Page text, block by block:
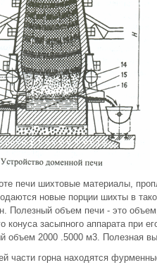
печи шихтовые материалы,
новые порции шихты в
Полезный объем печи - это
конуса засыпного аппарата при
объем 2000 .5000 м3. Полезная
части горна находятся